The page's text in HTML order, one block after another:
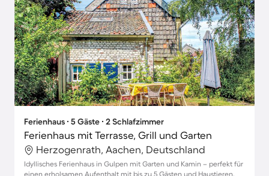
Ferienhaus ∙ 5 Gäste ∙ 2 Schlafzimmer
Ferienhaus mit Terrasse, Grill und Garten
Herzogenrath, Aachen, Deutschland
Idyllisches Ferienhaus in Gulpen mit Garten und Kamin – perfekt für
einen erholsamen Aufenthalt mit bis zu 5 Gästen und Haustieren.